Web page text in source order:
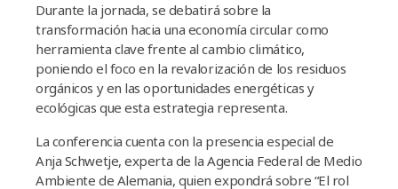
Durante la jornada, se debatirá sobre la
transformación hacia una economía circular como
herramienta clave frente al cambio climático,
poniendo el foco en la revalorización de los residuos
orgánicos y en las oportunidades energéticas y
ecológicas que esta estrategia representa.
La conferencia cuenta con la presencia especial de
Anja Schwetje, experta de la Agencia Federal de Medio
Ambiente de Alemania, quien expondrá sobre “El rol